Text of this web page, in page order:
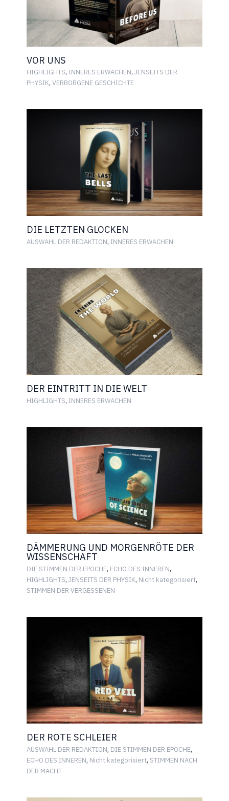
VOR UNS
HIGHLIGHTS, INNERES ERWACHEN, JENSEITS DER
PHYSIK, VERBORGENE GESCHICHTE
DIE LETZTEN GLOCKEN
AUSWAHL DER REDAKTION, INNERES ERWACHEN
DER EINTRITT IN DIE WELT
HIGHLIGHTS, INNERES ERWACHEN
DÄMMERUNG UND MORGENRÖTE DER
WISSENSCHAFT
DIE STIMMEN DER EPOCHE, ECHO DES INNEREN,
HIGHLIGHTS, JENSEITS DER PHYSIK, Nicht kategorisiert,
STIMMEN DER VERGESSENEN
DER ROTE SCHLEIER
AUSWAHL DER REDAKTION, DIE STIMMEN DER EPOCHE,
ECHO DES INNEREN, Nicht kategorisiert, STIMMEN NACH
DER MACHT